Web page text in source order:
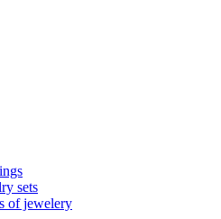
sets
of jewelery